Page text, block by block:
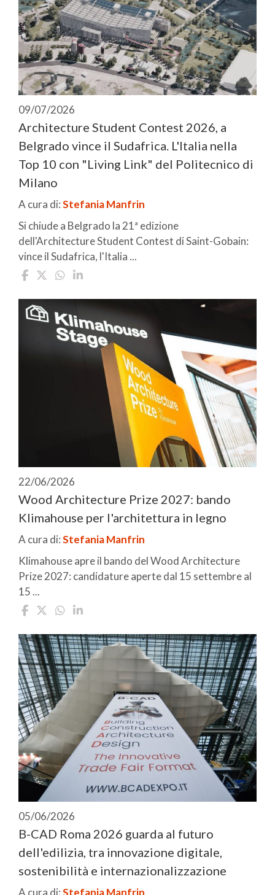
09/07/2026
Architecture Student Contest 2026, a
Belgrado vince il Sudafrica. L'Italia nella
Top 10 con "Living Link" del Politecnico di
Milano
A cura di:Stefania Manfrin
Si chiude a Belgrado la 21ª edizione
dell'Architecture Student Contest di Saint-Gobain:
vince il Sudafrica, l'Italia ...
22/06/2026
Wood Architecture Prize 2027: bando
Klimahouse per l'architettura in legno
A cura di:Stefania Manfrin
Klimahouse apre il bando del Wood Architecture
Prize 2027: candidature aperte dal 15 settembre al
15 ...
05/06/2026
B-CAD Roma 2026 guarda al futuro
dell'edilizia, tra innovazione digitale,
sostenibilità e internazionalizzazione
A cura di:Stefania Manfrin